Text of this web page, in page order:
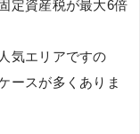
定資産税が最大6倍
気エリアですの
ースが多くありま